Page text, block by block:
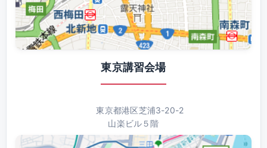
東京講習会場
東京都港区芝浦3-20-2
山楽ビル５階